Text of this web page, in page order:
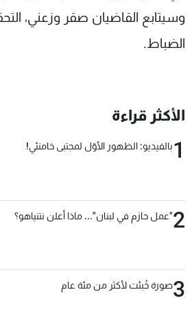
وسيتابع القاضيان صقر وزعني،
الضباط.
الأكثر قراءة
1بالفيديو: الظهور الأوّل لمجتبى خامنئي!
2"عمل حازم في لبنان"... ماذا أعلن نتنياهو؟
3صورة خُبئت لأكثر من مئة عام